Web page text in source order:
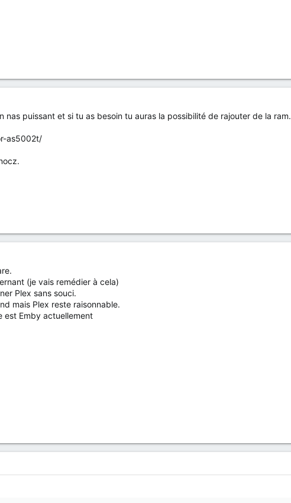
puissant et si tu as besoin tu auras la possibilité de rajouter de la ram.
as5002t/
(je vais remédier à cela)
Plex sans souci.
mais Plex reste raisonnable.
est Emby actuellement